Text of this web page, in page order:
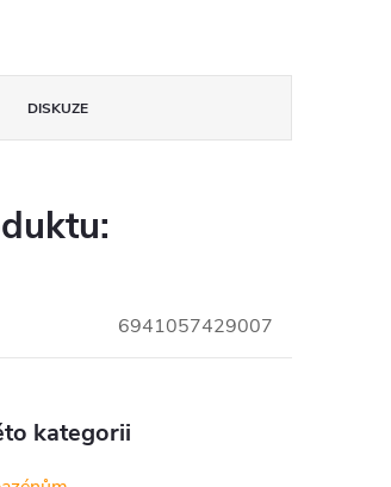
DISKUZE
6941057429007
kategorii